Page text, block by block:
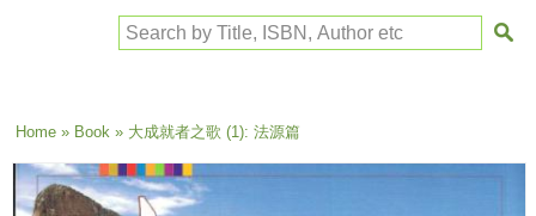
Search by Title, ISBN, Author etc
You are here
Home» Book» 大成就者之歌 (1): 法源篇